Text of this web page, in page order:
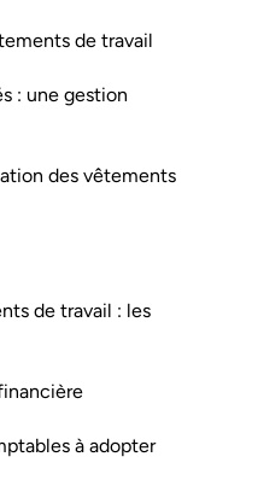
de travail
: une gestion
des vêtements
de travail : les
à adopter